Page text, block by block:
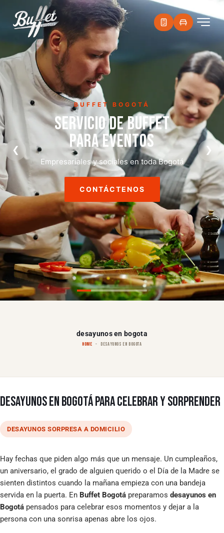
PARRILLADAS
PARRILLADAS
A DOMICILIO
Asado, choripán y carnes a la parrilla para tu evento
CONTÁCTENOS
❮ ❯
desayunos en bogota
HOME DESAYUNOS EN BOGOTA
DESAYUNOS EN BOGOTÁ PARA CELEBRAR Y SORPRENDER
DESAYUNOS SORPRESA A DOMICILIO
Hay fechas que piden algo más que un mensaje. Un cumpleaños,
un aniversario, el grado de alguien querido o el Día de la Madre se
sienten distintos cuando la mañana empieza con una bandeja
servida en la puerta. En Buffet Bogotá preparamos desayunos en
Bogotá pensados para celebrar esos momentos y dejar a la
persona con una sonrisa apenas abre los ojos.